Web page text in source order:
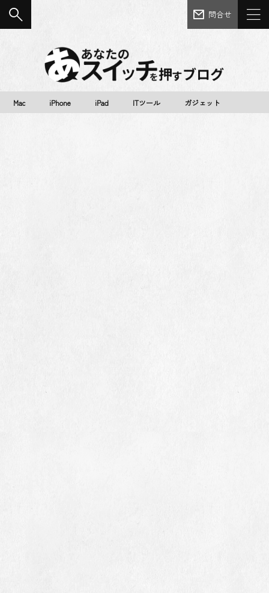
問合せ
Mac iPhone iPad ITツール ガジェット